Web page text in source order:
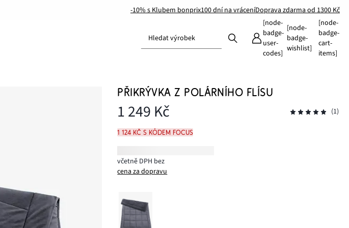
-10% s Klubem bonprix100 dní na vráceníDoprava zdarma od 1300 Kč
Hledat výrobek
[node-
badge-
user-
codes]
[node-
badge-
wishlist]
[node-
badge-
cart-
items]
PŘIKRÝVKA Z POLÁRNÍHO FLÍSU
1 249 Kč (1)
1 124 Kč s kódem FOCUS
včetně DPH bez
cena za dopravu